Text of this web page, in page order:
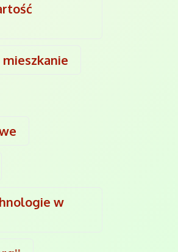
mieszkanie
w